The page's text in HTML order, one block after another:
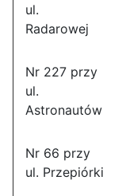
ul.
Radarowej
Nr 227 przy
ul.
Astronautów
Nr 66 przy
ul. Przepiórki